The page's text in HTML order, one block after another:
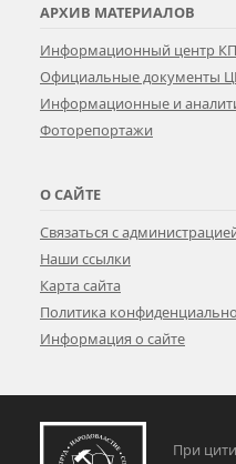
АРХИВ МАТЕРИАЛОВ
Информационный центр
Официальные документы
Информационные и
Фоторепортажи
О САЙТЕ
Связаться с
Наши ссылки
Карта сайта
Политика
Информация о сайте
При